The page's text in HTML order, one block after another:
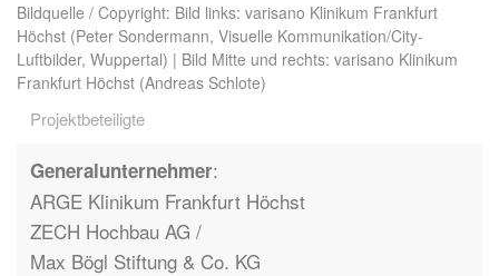
Bildquelle / Copyright: Bild links: varisano Klinikum Frankfurt
Höchst (Peter Sondermann, Visuelle Kommunikation/City-
Luftbilder, Wuppertal) | Bild Mitte und rechts: varisano Klinikum
Frankfurt Höchst (Andreas Schlote)
Projektbeteiligte
Generalunternehmer:
ARGE Klinikum Frankfurt Höchst
ZECH Hochbau AG /
Max Bögl Stiftung & Co. KG